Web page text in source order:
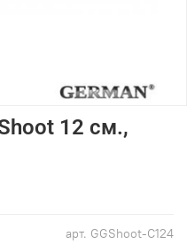
арт. GGShoot-C124
12 см.,